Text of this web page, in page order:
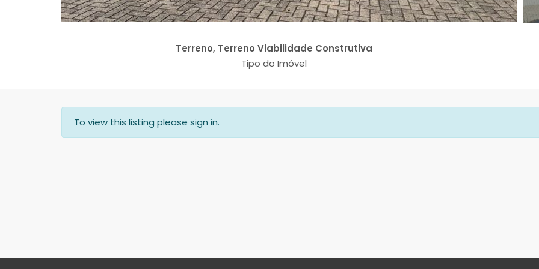
Terreno, Terreno Viabilidade Construtiva
Tipo do Imóvel
To view this listing please sign in.